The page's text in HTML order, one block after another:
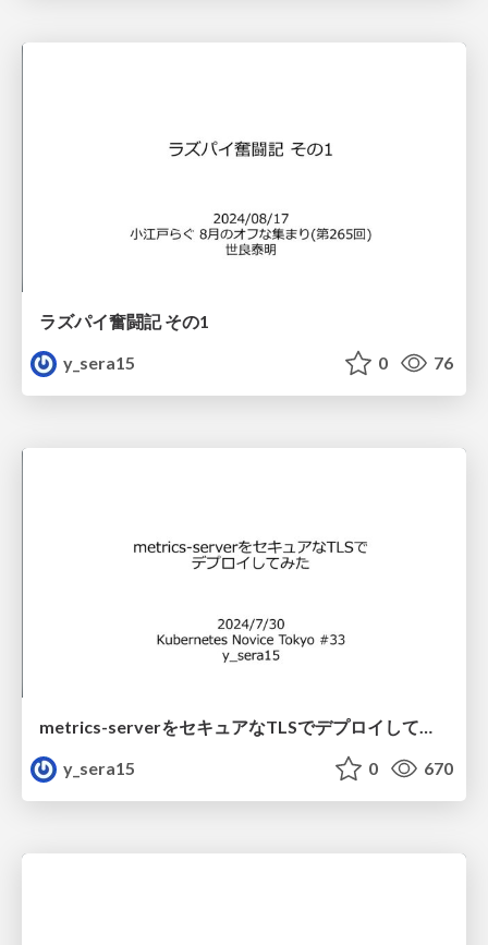
ラズパイ奮闘記 その1
y_sera15
0 76
metrics-serverをセキュアなTLSでデプロイしてみた
y_sera15
0 670